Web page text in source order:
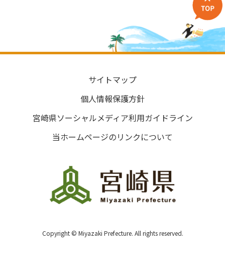
サイトマップ
個人情報保護方針
宮崎県ソーシャルメディア利用ガイドライン
当ホームページのリンクについて
Copyright © Miyazaki Prefecture. All rights reserved.